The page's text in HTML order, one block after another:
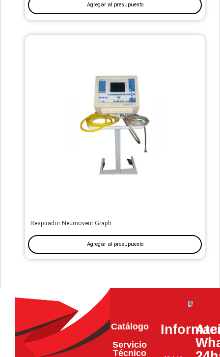
Agregar al presupuesto
Respirador Neumovent Graph
Agregar al presupuesto
Catálogo
Servicio
Técnico